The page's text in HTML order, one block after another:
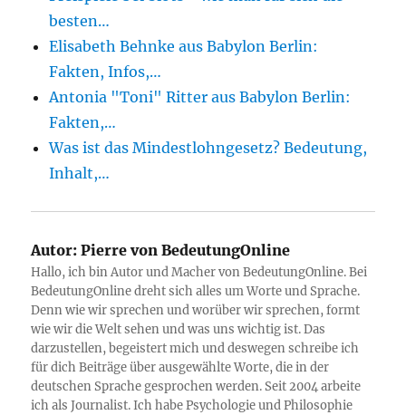
besten…
Elisabeth Behnke aus Babylon Berlin:
Fakten, Infos,…
Antonia "Toni" Ritter aus Babylon Berlin:
Fakten,…
Was ist das Mindestlohngesetz? Bedeutung,
Inhalt,…
Autor: Pierre von BedeutungOnline
Hallo, ich bin Autor und Macher von BedeutungOnline. Bei
BedeutungOnline dreht sich alles um Worte und Sprache.
Denn wie wir sprechen und worüber wir sprechen, formt
wie wir die Welt sehen und was uns wichtig ist. Das
darzustellen, begeistert mich und deswegen schreibe ich
für dich Beiträge über ausgewählte Worte, die in der
deutschen Sprache gesprochen werden. Seit 2004 arbeite
ich als Journalist. Ich habe Psychologie und Philosophie